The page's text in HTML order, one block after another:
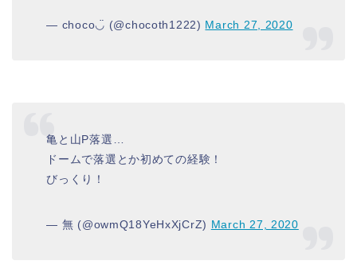
— choco◡̈ (@chocoth1222) March 27, 2020
亀と山P落選…
ドームで落選とか初めての経験！
びっくり！
— 無 (@owmQ18YeHxXjCrZ) March 27, 2020